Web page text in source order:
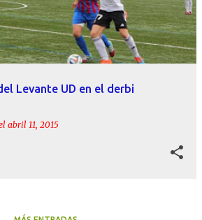
Levante UD en el derbi
abril 11, 2015